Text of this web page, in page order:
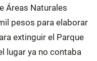
Áreas Naturales
pesos para elaborar
extinguir el Parque
lugar ya no contaba